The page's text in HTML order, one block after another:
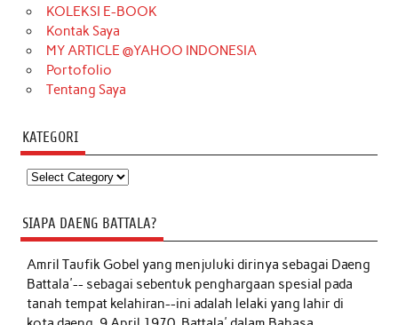
KOLEKSI E-BOOK
Kontak Saya
MY ARTICLE @YAHOO INDONESIA
Portofolio
Tentang Saya
KATEGORI
Kategori
SIAPA DAENG BATTALA?
Amril Taufik Gobelyang menjuluki dirinya sebagai Daeng
Battala'-- sebagai sebentuk penghargaan spesial pada
tanah tempat kelahiran--ini adalah lelaki yang lahir di